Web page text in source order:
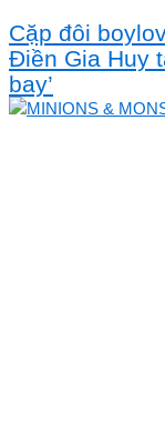
Cặp đôi
Điền Gia Huy
bay’